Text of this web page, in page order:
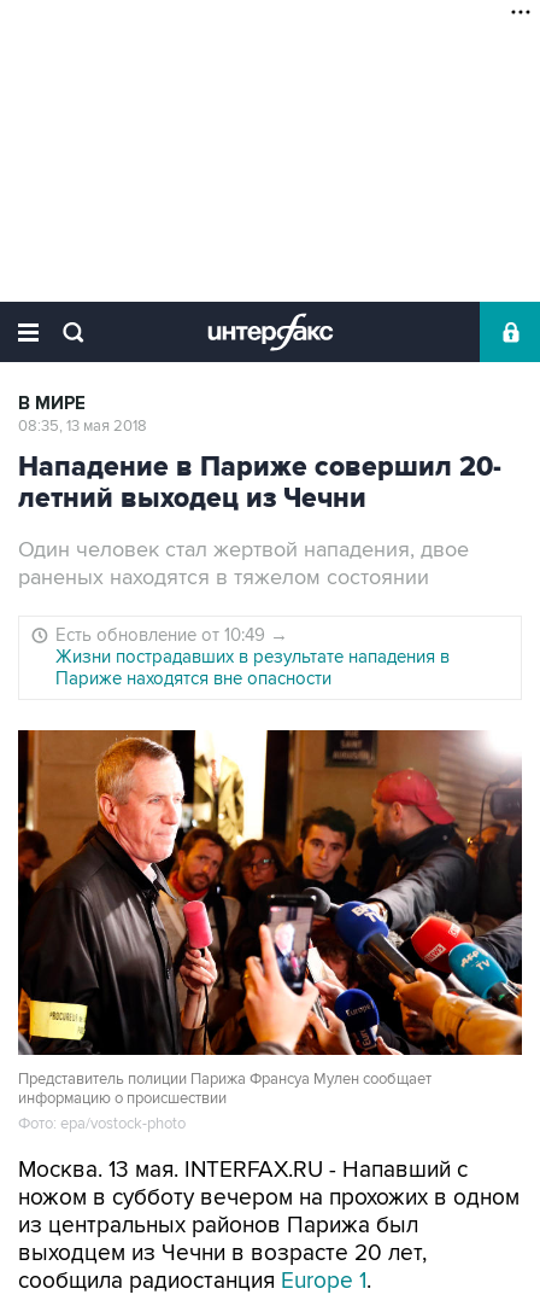
В МИРЕ
08:35, 13 мая 2018
Нападение в Париже совершил 20-
летний выходец из Чечни
Один человек стал жертвой нападения, двое
раненых находятся в тяжелом состоянии
Есть обновление от 10:49 →
Жизни пострадавших в результате нападения в
Париже находятся вне опасности
Представитель полиции Парижа Франсуа Мулен сообщает
информацию о происшествии
Фото: epa/vostock-photo
Москва. 13 мая. INTERFAX.RU - Напавший с
ножом в субботу вечером на прохожих в одном
из центральных районов Парижа был
выходцем из Чечни в возрасте 20 лет,
сообщила радиостанция Europe 1.